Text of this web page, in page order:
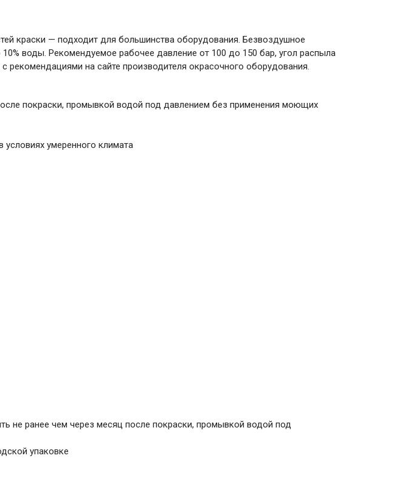
краски — подходит для большинства оборудования. Безвоздушное
воды. Рекомендуемое рабочее давление от 100 до 150 бар, угол распыла
на сайте производителя окрасочного оборудования.
покраски, промывкой водой под давлением без применения моющих
умеренного климата
не ранее чем через месяц после покраски, промывкой водой под
упаковке